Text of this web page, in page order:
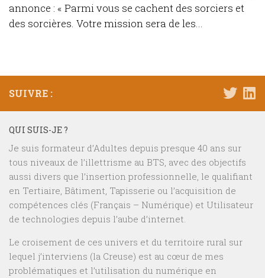
annonce : « Parmi vous se cachent des sorciers et
des sorcières. Votre mission sera de les...
SUIVRE :
QUI SUIS-JE ?
Je suis formateur d’Adultes depuis presque 40 ans sur
tous niveaux de l’illettrisme au BTS, avec des objectifs
aussi divers que l’insertion professionnelle, le qualifiant
en Tertiaire, Bâtiment, Tapisserie ou l’acquisition de
compétences clés (Français – Numérique) et Utilisateur
de technologies depuis l’aube d’internet.
Le croisement de ces univers et du territoire rural sur
lequel j’interviens (la Creuse) est au cœur de mes
problématiques et l’utilisation du numérique en